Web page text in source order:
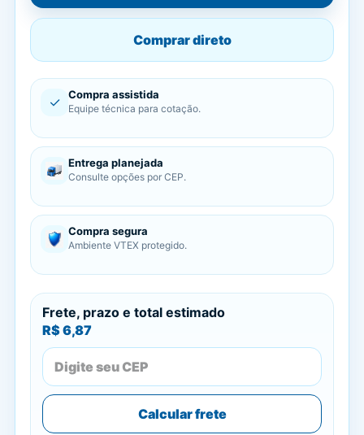
Comprar direto
✓ Compra assistida
Equipe técnica para cotação.
Entrega planejada
Consulte opções por CEP.
Compra segura
Ambiente VTEX protegido.
Frete, prazo e total estimado
R$ 6,87
Calcular frete